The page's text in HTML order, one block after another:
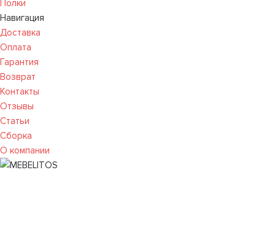
Полки
Навигация
Доставка
Оплата
Гарантия
Возврат
Контакты
Отзывы
Статьи
Сборка
О компании